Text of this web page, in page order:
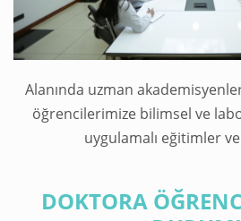
Alanında uzman
öğrencilerimize bilimsel ve
uygulamalı eğitimler
DOKTORA